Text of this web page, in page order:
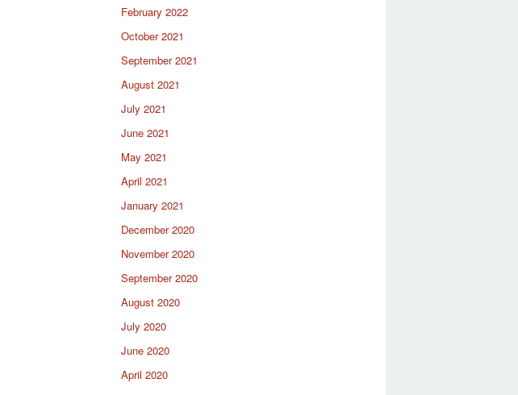
February 2022
October 2021
September 2021
August 2021
July 2021
June 2021
May 2021
April 2021
January 2021
December 2020
November 2020
September 2020
August 2020
July 2020
June 2020
April 2020